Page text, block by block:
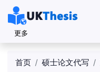
更多
首页 硕士论文代写